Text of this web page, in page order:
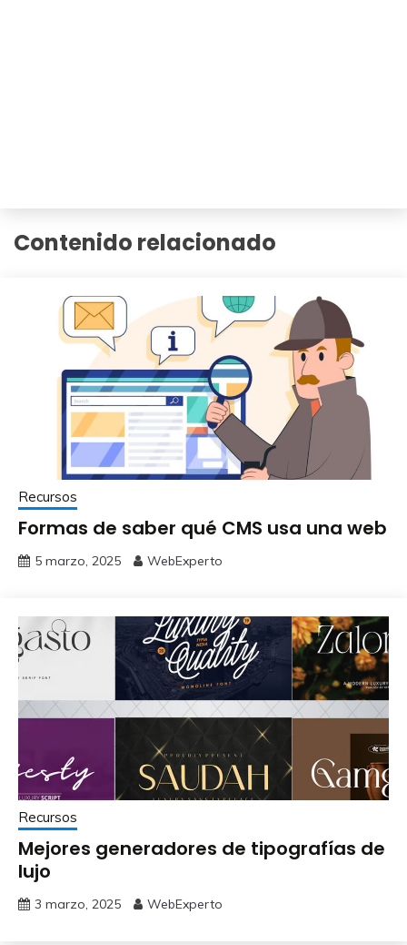
Contenido relacionado
Recursos
Formas de saber qué CMS usa una web
5 marzo, 2025 WebExperto
Recursos
Mejores generadores de tipografías de
lujo​
3 marzo, 2025 WebExperto